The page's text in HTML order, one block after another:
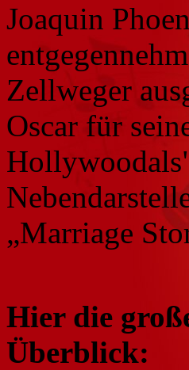
Joaquin
Zellweger
Oscar für
„Marriage
Hier die
Überblick: